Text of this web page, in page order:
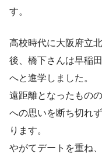
す。
高校時代に大阪府立
後、橋下さんは早稲
へと進学しました。
遠距離となったもの
への思いを断ち切れ
ります。
やがてデートを重ね